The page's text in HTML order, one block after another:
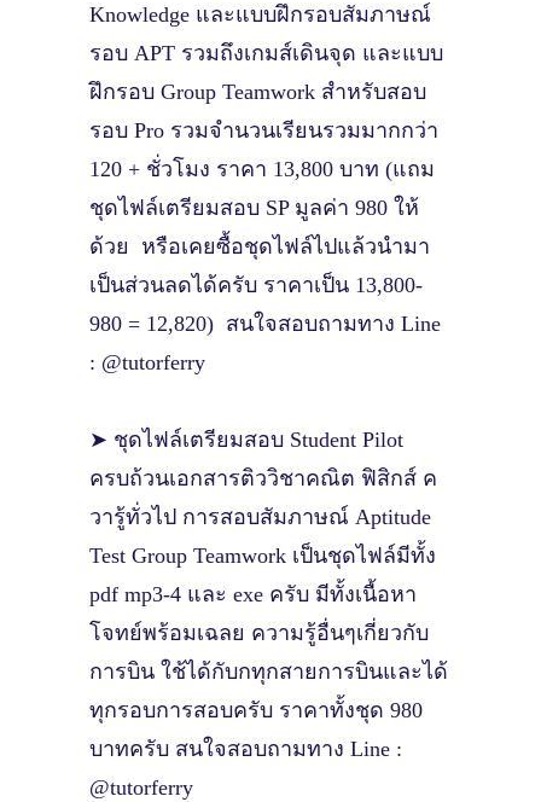
Knowledge และแบบฝึกรอบสัมภาษณ์
รอบ APT รวมถึงเกมส์เดินจุด และแบบ
ฝึกรอบ Group Teamwork สำหรับสอบ
รอบ Pro รวมจำนวนเรียนรวมมากกว่า
120 + ชั่วโมง ราคา 13,800 บาท (แถม
ชุดไฟล์เตรียมสอบ SP มูลค่า 980 ให้
ด้วย หรือเคยซื้อชุดไฟล์ไปแล้วนำมา
เป็นส่วนลดได้ครับ ราคาเป็น 13,800-
980 = 12,820) สนใจสอบถามทาง Line
: @tutorferry
➤ ชุดไฟล์เตรียมสอบ Student Pilot
ครบถ้วนเอกสารติววิชาคณิต ฟิสิกส์ ค
วารู้ทั่วไป การสอบสัมภาษณ์ Aptitude
Test Group Teamwork เป็นชุดไฟล์มีทั้ง
pdf mp3-4 และ exe ครับ มีทั้งเนื้อหา
โจทย์พร้อมเฉลย ความรู้อื่นๆเกี่ยวกับ
การบิน ใช้ได้กับกทุกสายการบินและได้
ทุกรอบการสอบครับ ราคาทั้งชุด 980
บาทครับ สนใจสอบถามทาง Line :
@tutorferry